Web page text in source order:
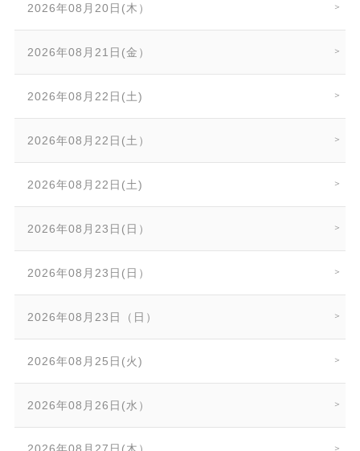
2026年08月20日(木）
2026年08月21日(金）
2026年08月22日(土)
2026年08月22日(土）
2026年08月22日(土)
2026年08月23日(日）
2026年08月23日(日）
2026年08月23日（日）
2026年08月25日(火)
2026年08月26日(水）